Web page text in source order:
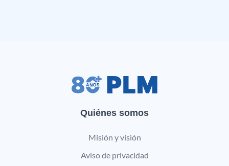
Quiénes somos
Misión y visión
Aviso de privacidad